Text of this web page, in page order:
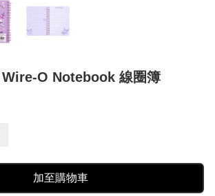
O Notebook 線圈簿
加至購物車